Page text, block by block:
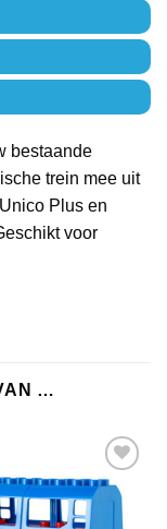
bestaande
trein mee uit
Plus en
voor
…
Add to
wishlist